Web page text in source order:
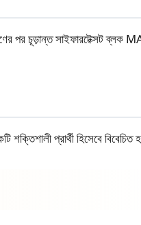
পর চূড়ান্ত সাইফারটেক্সট ব্লক
প্রার্থী হিসেবে বিবেচিত